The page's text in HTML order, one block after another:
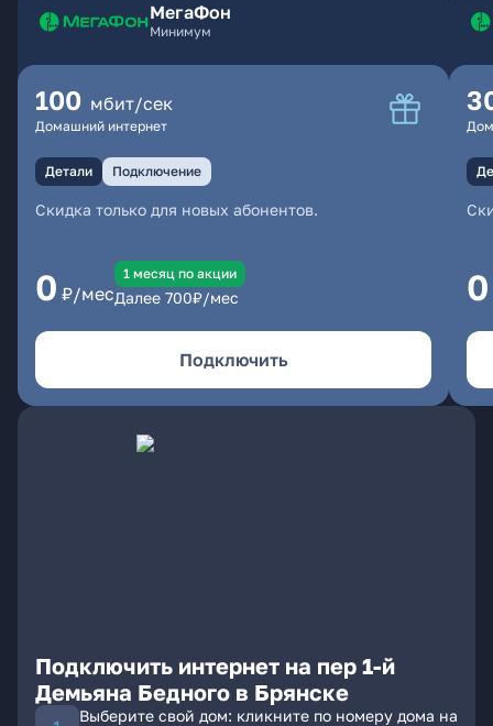
МегаФон
Минимум
100 мбит/сек
Домашний интернет
Детали Подключение
Скидка только для новых абонентов.
0 ₽/мес
1 месяц по акции
Далее 700₽/мес
Подключить
0
Подключить интернет на пер 1-й
Демьяна Бедного в Брянске
Выберите свой дом: кликните по номеру дома на